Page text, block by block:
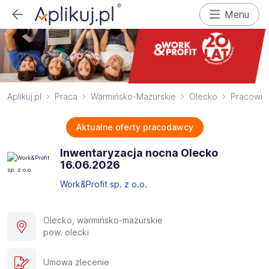
Menu
Aplikuj.pl Praca Warmińsko-Mazurskie Olecko
Aktualne oferty pracodawcy
Inwentaryzacja nocna Olecko
16.06.2026​
Work&Profit sp. z o.o.
Olecko, warmińsko-mazurskie
pow. olecki
Umowa zlecenie